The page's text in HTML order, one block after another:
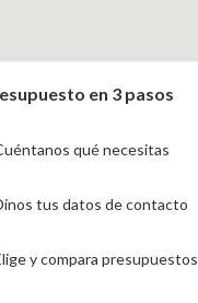
en 3 pasos
qué necesitas
tus datos de contacto
y compara presupuestos